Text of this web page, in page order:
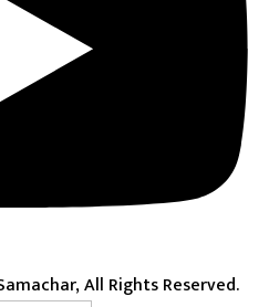
All Rights Reserved.